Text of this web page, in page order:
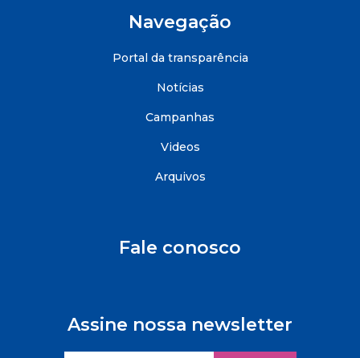
Navegação
Portal da transparência
Notícias
Campanhas
Videos
Arquivos
Fale conosco
Assine nossa newsletter